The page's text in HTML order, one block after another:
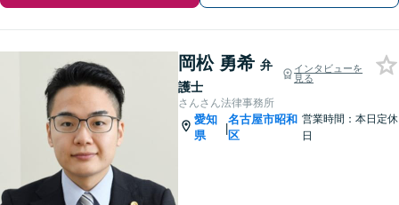
岡松 勇希 弁
護士
インタビューを
見る
さんさん法律事務所
愛知
県
|
名古屋市昭和
区
営業時間：本日定休
日